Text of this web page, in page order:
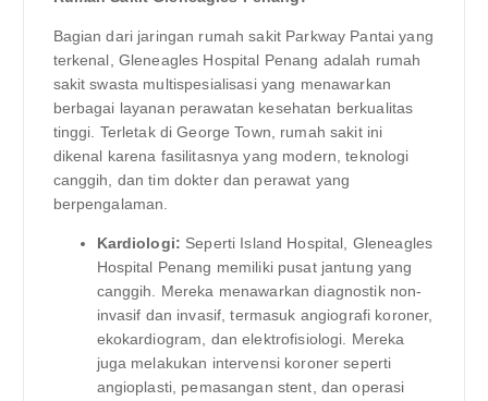
Bagian dari jaringan rumah sakit Parkway Pantai yang
terkenal, Gleneagles Hospital Penang adalah rumah
sakit swasta multispesialisasi yang menawarkan
berbagai layanan perawatan kesehatan berkualitas
tinggi. Terletak di George Town, rumah sakit ini
dikenal karena fasilitasnya yang modern, teknologi
canggih, dan tim dokter dan perawat yang
berpengalaman.
Kardiologi: Seperti Island Hospital, Gleneagles
Hospital Penang memiliki pusat jantung yang
canggih. Mereka menawarkan diagnostik non-
invasif dan invasif, termasuk angiografi koroner,
ekokardiogram, dan elektrofisiologi. Mereka
juga melakukan intervensi koroner seperti
angioplasti, pemasangan stent, dan operasi